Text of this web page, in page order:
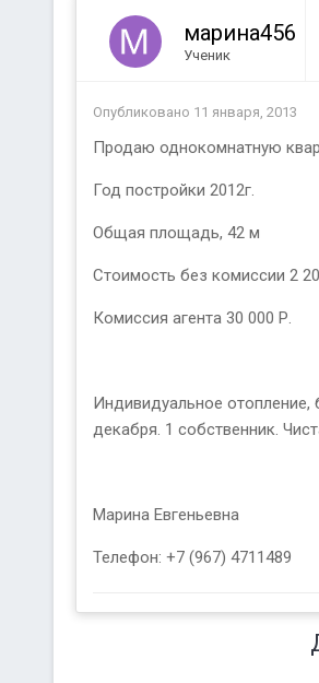
марина456
Ученик
Опубликовано 11 января, 2013
Продаю однокомнатную
Год постройки 2012г.
Общая площадь, 42 м
Стоимость без комиссии 2
Комиссия агента 30 000 Р.
Индивидуальное отопление,
декабря. 1 собственник.
Марина Евгеньевна
Телефон: +7 (967) 4711489